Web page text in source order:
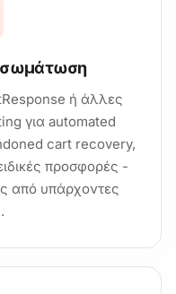
ή άλλες
για automated
cart recovery,
προσφορές -
από υπάρχοντες